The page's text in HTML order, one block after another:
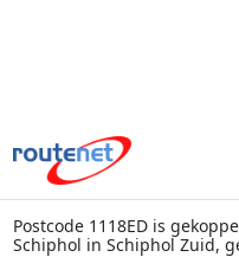
Postcode 1118ED is
Schiphol in Schiphol Zuid,